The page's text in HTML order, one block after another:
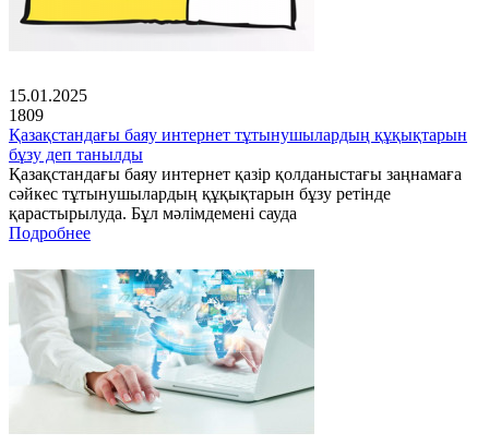
15.01.2025
1809
Қазақстандағы баяу интернет тұтынушылардың құқықтарын
бұзу деп танылды
Қазақстандағы баяу интернет қазір қолданыстағы заңнамаға
сәйкес тұтынушылардың құқықтарын бұзу ретінде
қарастырылуда. Бұл мәлімдемені сауда
Подробнее